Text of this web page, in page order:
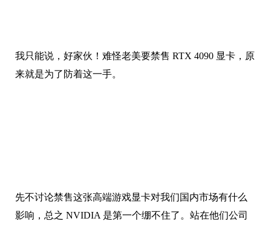
我只能说，好家伙！难怪老美要禁售 RTX 4090 显卡，原
来就是为了防着这一手。
先不讨论禁售这张高端游戏显卡对我们国内市场有什么
影响，总之 NVIDIA 是第一个绷不住了。站在他们公司